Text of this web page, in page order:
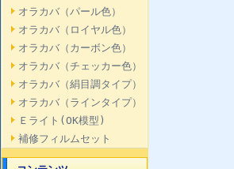
オラカバ（パール色）
オラカバ（ロイヤル色）
オラカバ（カーボン色）
オラカバ（チェッカー色）
オラカバ（絹目調タイプ）
オラカバ（ラインタイプ）
Ｅライト(OK模型)
補修フィルムセット